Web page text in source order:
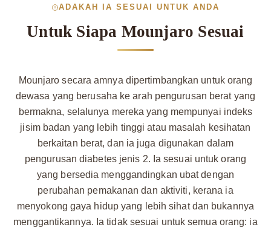
ADAKAH IA SESUAI UNTUK ANDA
Untuk Siapa Mounjaro Sesuai
Mounjaro secara amnya dipertimbangkan untuk orang
dewasa yang berusaha ke arah pengurusan berat yang
bermakna, selalunya mereka yang mempunyai indeks
jisim badan yang lebih tinggi atau masalah kesihatan
berkaitan berat, dan ia juga digunakan dalam
pengurusan diabetes jenis 2. Ia sesuai untuk orang
yang bersedia menggandingkan ubat dengan
perubahan pemakanan dan aktiviti, kerana ia
menyokong gaya hidup yang lebih sihat dan bukannya
menggantikannya. Ia tidak sesuai untuk semua orang: ia